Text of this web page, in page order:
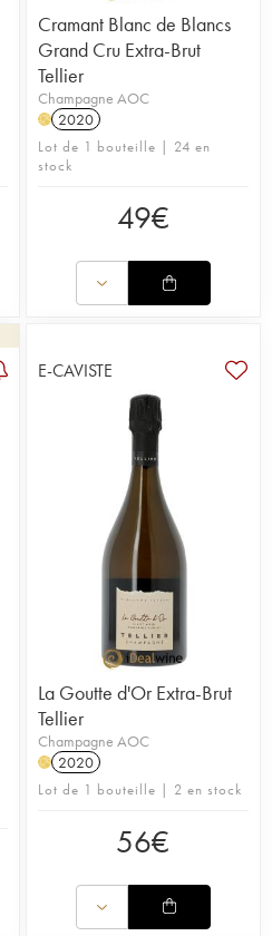
Cramant Blanc de Blancs
Grand Cru Extra-Brut
Tellier
Champagne AOC
H 2020
Lot de 1 bouteille | 24 en
stock
49€
E-CAVISTE
La Goutte d'Or Extra-Brut
Tellier
Champagne AOC
H 2020
Lot de 1 bouteille | 2 en stock
56€